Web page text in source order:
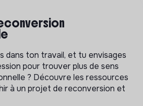
dans ton travail, et tu envisages
pour trouver plus de sens
? Découvre les ressources
à un projet de reconversion et